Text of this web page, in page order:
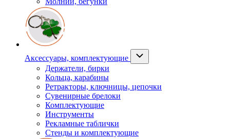
Аксессуары, комплектующие
Держатели, бирки
Кольца, карабины
Ретракторы, ключницы, цепочки
Сувенирные брелоки
Комплектующие
Инструменты
Рекламные таблички
Стенды и комплектующие